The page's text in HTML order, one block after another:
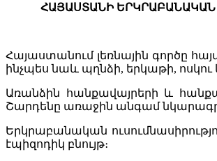
ՀԱՅԱՍՏԱՆԻ ԵՐԿՐԱԲԱՆԱԿԱՆ
Հայաստանում լեռնային գործը
ինչպես նաև պղնձի, երկաթի, ոսկու
Առանձին հանքավայրերի և
Շարդենը առաջին անգամ
Երկրաբանական
էպիզոդիկ բնույթ։